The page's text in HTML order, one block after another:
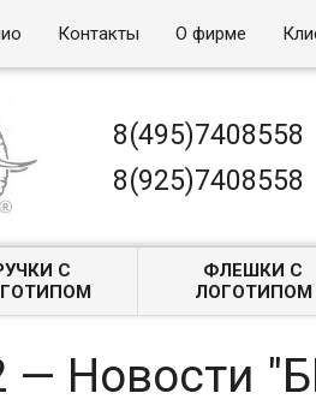
Контакты О фирме
8(495)7408558
8(925)7408558
С
ФЛЕШКИ С
ЛОГОТИПОМ
— Новости